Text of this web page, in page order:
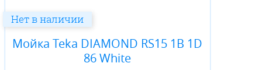
Мойка Teka DIAMOND RS15 1B 1D
86 White
Нет в наличии